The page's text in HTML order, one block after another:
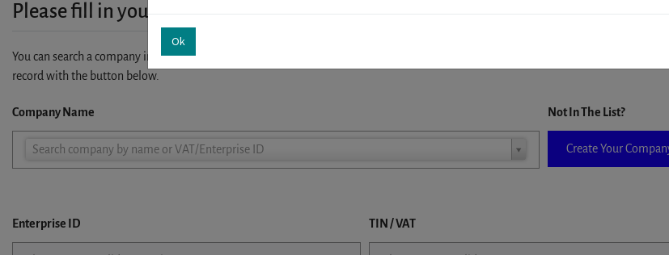
Please fill in your company details
You can search a company in our database by name, VAT or enterprise ID. When a company is selected it will auto-complete the
record with the button below.
Company Name
Search company by name or VAT/Enterprise ID
Company
Not In The List?
Create Your
Enterprise ID TIN / VAT
Ok